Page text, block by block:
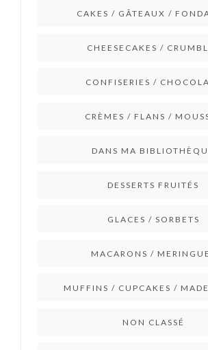
CAKES / GÂTEAUX /
CHEESECAKES /
CONFISERIES /
CRÈMES / FLANS /
DANS MA
DESSERTS FRUITÉS
GLACES / SORBETS
MACARONS /
MUFFINS / CUPCAKES /
NON CLASSÉ